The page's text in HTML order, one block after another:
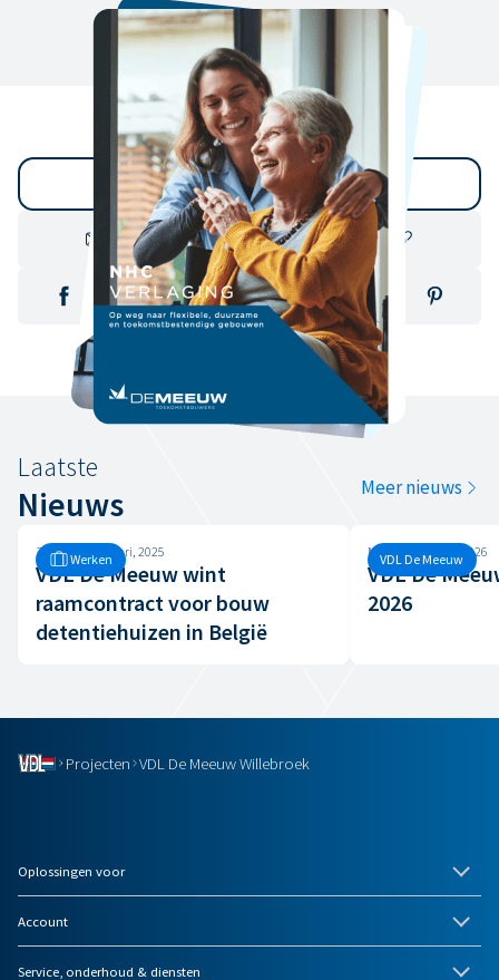
Terug naar overzicht
Laatste
Nieuws Meer nieuws
Werken
Zondag, 5 januari, 2025
VDL De Meeuw wint
raamcontract voor bouw
detentiehuizen in België
VDL De Meeuw
Maandag, 8 juni, 2026
VDL De
2026
Projecten VDL De Meeuw Willebroek
Oplossingen voor
Account
Service, onderhoud & diensten